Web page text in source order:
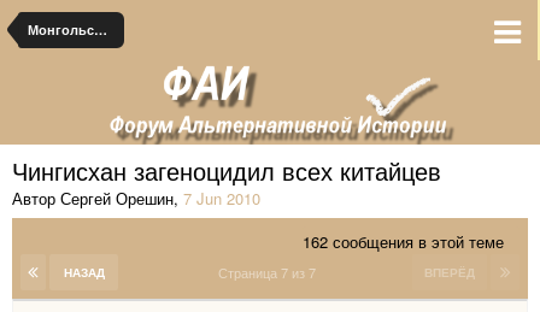
Монгольские альтернативы
Чингисхан загеноцидил всех китайцев
Автор Сергей Орешин, 7 Jun 2010
162 сообщения в этой теме
НАЗАД ВПЕРЁД
Страница 7 из 7